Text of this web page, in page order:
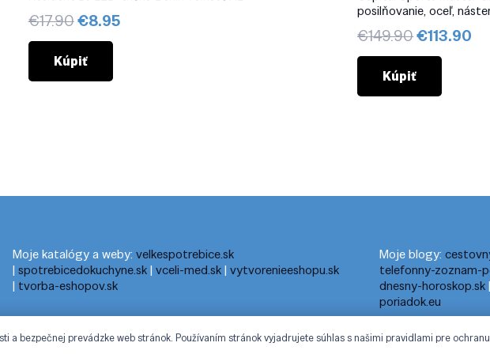
€17.90Pôvodná
cena
bola:
€17.90.
€8.95Aktuálna
Kúpiť
posilňovanie, oceľ,
€149.90Pôvodná
cena
bola:
€149.90.
€113.90
Kúpiť
Moje katalógy a weby: velkespotrebice.sk
| spotrebicedokuchyne.sk| vceli-med.sk| vytvorenieeshopu.sk
| tvorba-eshopov.sk
Moje blogy:
telefonny-zoznam-
dnesny-horoskop.sk|
poriadok.eu
a bezpečnej prevádzke web stránok. Používaním stránok vyjadrujete súhlas s našimi pravidlami pre